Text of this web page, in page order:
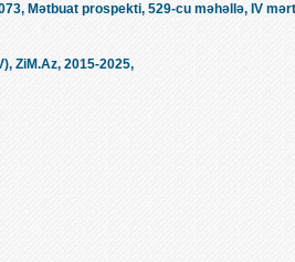
Mətbuat prospekti, 529-cu məhəllə, IV
ZiM.Az, 2015-2025,